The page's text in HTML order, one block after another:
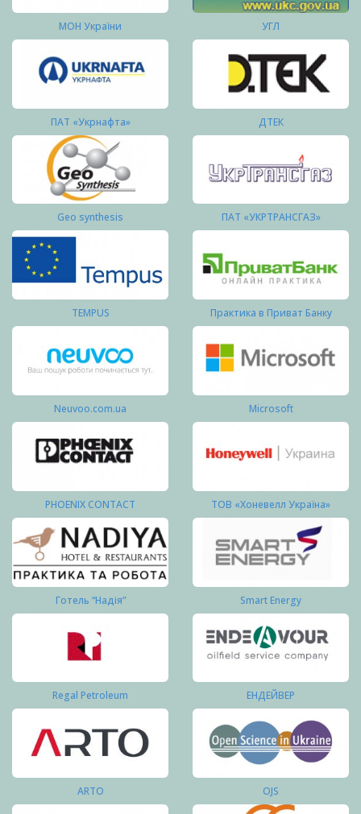
МОН України УГЛ
ПАТ «Укрнафта» ДТЕК
Geo synthesis ПАТ «УКРТРАНСГАЗ»
TEMPUS Практика в Приват Банку
Neuvoo.com.ua Microsoft
PHOENIX CONTACT ТОВ «Хоневелл Україна»
Готель “Надія” Smart Energy
Regal Petroleum ЕНДЕЙВЕР
ARTO OJS